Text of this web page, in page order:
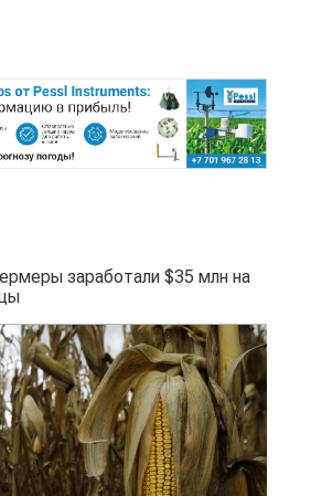
заработали $35 млн на